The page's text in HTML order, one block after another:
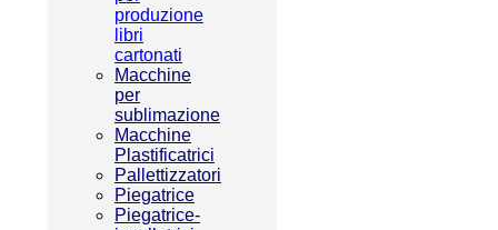
produzione
libri
cartonati
Macchine
per
sublimazione
Macchine
Plastificatrici
Pallettizzatori
Piegatrice
Piegatrice-